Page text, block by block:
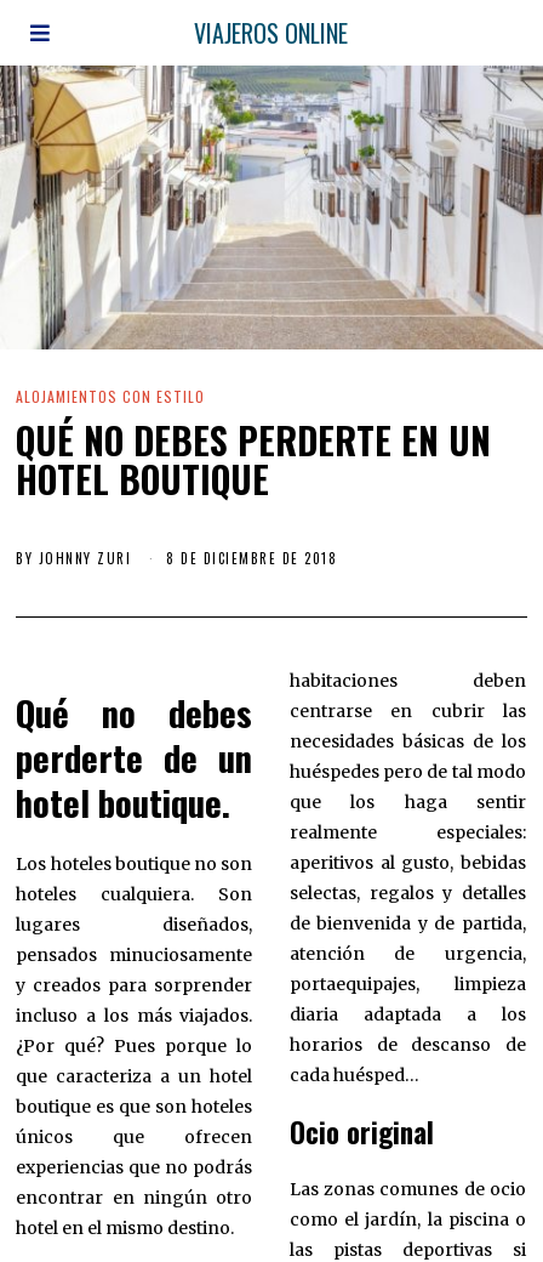
VIAJEROS ONLINE
ALOJAMIENTOS CON ESTILO
QUÉ NO DEBES PERDERTE EN UN
HOTEL BOUTIQUE
BY JOHNNY ZURI 8 DE DICIEMBRE DE 2018
Qué no debes
perderte de un
hotel boutique.
Los hoteles boutique no son
hoteles cualquiera. Son
lugares diseñados,
pensados minuciosamente
y creados para sorprender
incluso a los más viajados.
¿Por qué? Pues porque lo
que caracteriza a un hotel
boutique es que son hoteles
únicos que ofrecen
experiencias que no podrás
encontrar en ningún otro
hotel en el mismo destino.
habitaciones deben
centrarse en cubrir las
necesidades básicas de los
huéspedes pero de tal modo
que los haga sentir
realmente especiales:
aperitivos al gusto, bebidas
selectas, regalos y detalles
de bienvenida y de partida,
atención de urgencia,
portaequipajes, limpieza
diaria adaptada a los
horarios de descanso de
cada huésped…
Ocio original
Las zonas comunes de ocio
como el jardín, la piscina o
las pistas deportivas si